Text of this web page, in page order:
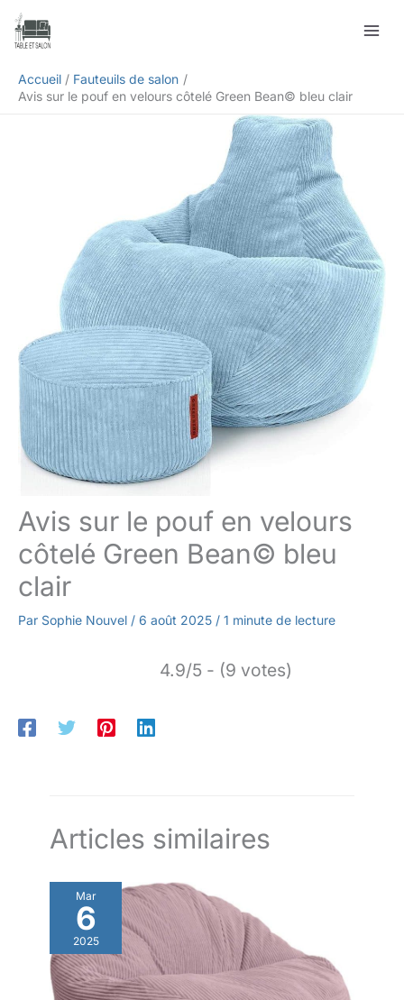
Aller
Accueil
Fauteuils de salon
Avis sur le pouf en velours côtelé Green Bean© bleu clair
Avis sur le pouf en velours
côtelé Green Bean© bleu
clair
Par Sophie Nouvel / 6 août 2025 / 1 minute de lecture
4.9/5 - (9 votes)
Articles similaires
Mar
6
2025
Rechercher